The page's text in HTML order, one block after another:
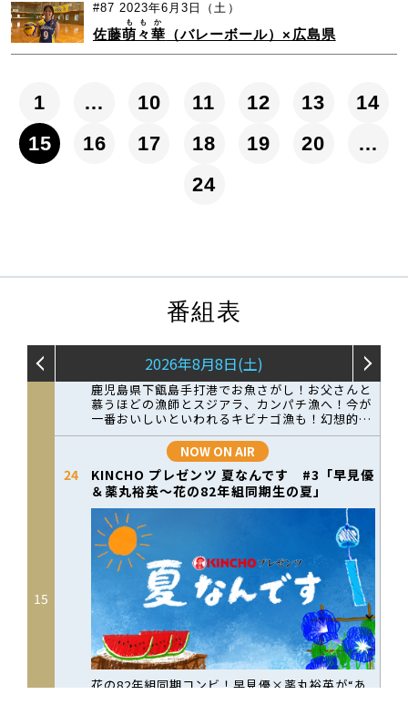
#87 2023年6月3日（土）
佐藤萌々華
ももか
（バレーボール）×広島県
1 … 10 11 12 13
14
15
16 17 18 19 20
…
24
番組表